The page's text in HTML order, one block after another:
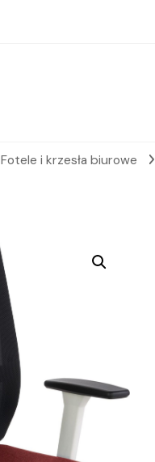
Fotele i krzesła biurowe